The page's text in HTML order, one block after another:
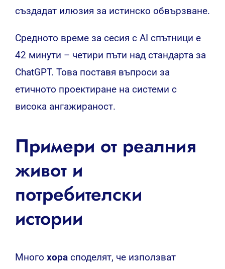
създадат илюзия за истинско обвързване.
Средното време за сесия с AI спътници е
42 минути – четири пъти над стандарта за
ChatGPT. Това поставя въпроси за
етичното проектиране на системи с
висока ангажираност.
Примери от реалния
живот и
потребителски
истории
Много хора споделят, че използват